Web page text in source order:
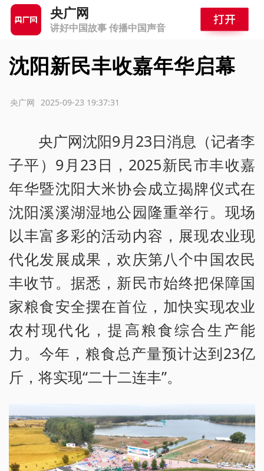
央广网
讲好中国故事 传播中国声音
沈阳新民丰收嘉年华启幕
2025-09-23 19:37:31
央广网
央广网沈阳9月23日消息（记者李
子平）9月23日，2025新民市丰收嘉
年华暨沈阳大米协会成立揭牌仪式在
沈阳溪溪湖湿地公园隆重举行。现场
以丰富多彩的活动内容，展现农业现
代化发展成果，欢庆第八个中国农民
丰收节。据悉，新民市始终把保障国
家粮食安全摆在首位，加快实现农业
农村现代化，提高粮食综合生产能
力。今年，粮食总产量预计达到23亿
斤，将实现“二十二连丰”。